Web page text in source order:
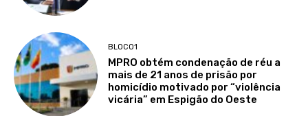
BLOCO1
MPRO obtém condenação de réu a
mais de 21 anos de prisão por
homicídio motivado por “violência
vicária” em Espigão do Oeste